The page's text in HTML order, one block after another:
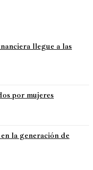
llegue a las
por mujeres
la generación de